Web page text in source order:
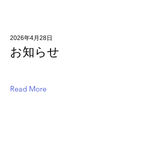
2026年4月28日
お知らせ
Read More